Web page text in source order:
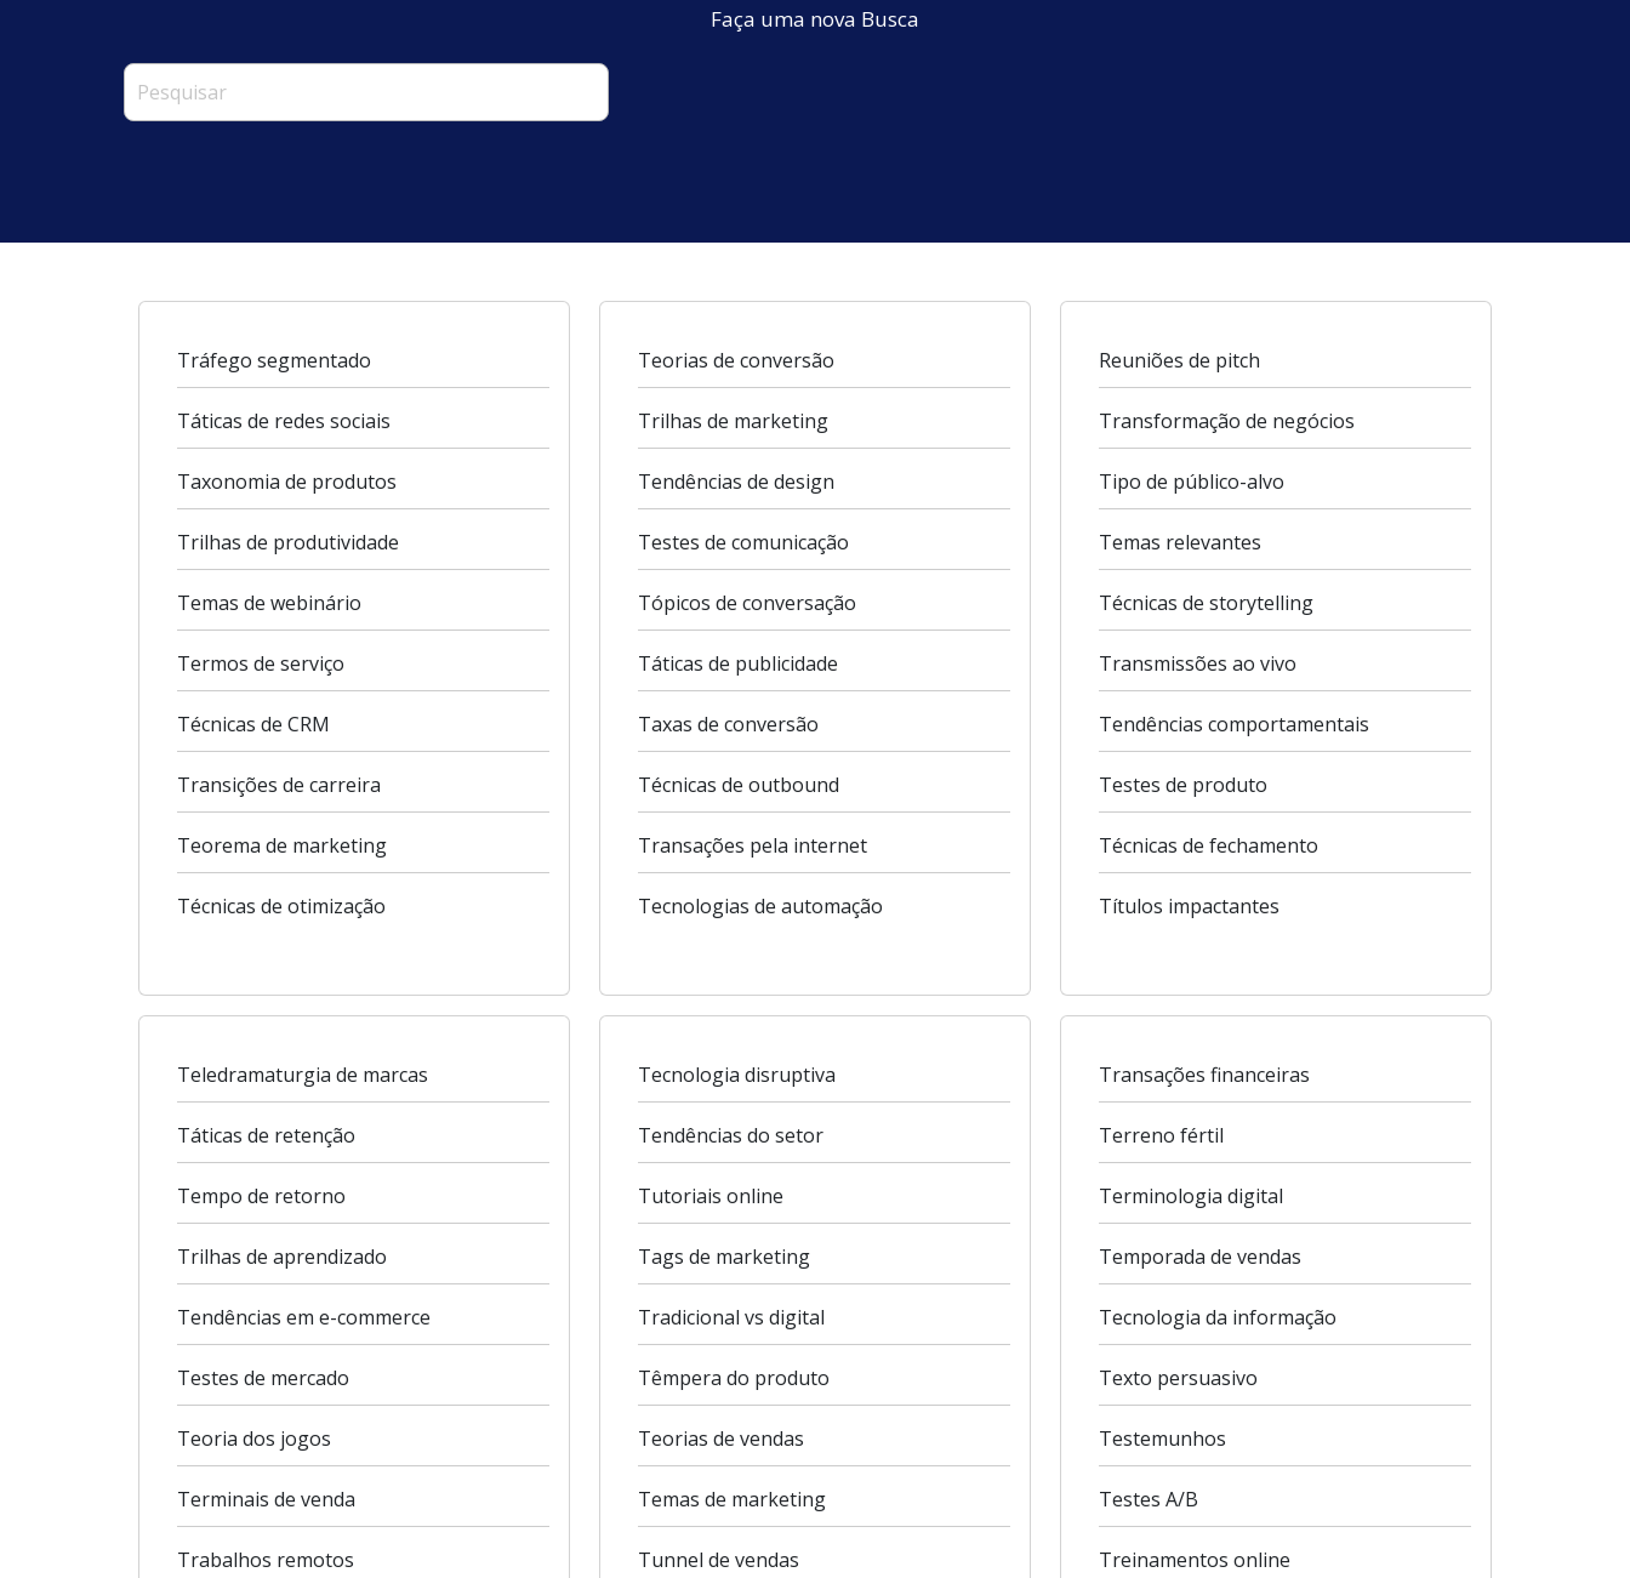
Faça uma nova Busca
Tráfego segmentado
Táticas de redes sociais
Taxonomia de produtos
Trilhas de produtividade
Temas de webinário
Termos de serviço
Técnicas de CRM
Transições de carreira
Teorema de marketing
Técnicas de otimização
Teorias de conversão
Trilhas de marketing
Tendências de design
Testes de comunicação
Tópicos de conversação
Táticas de publicidade
Taxas de conversão
Técnicas de outbound
Transações pela internet
Tecnologias de automação
Reuniões de pitch
Transformação de negócios
Tipo de público-alvo
Temas relevantes
Técnicas de storytelling
Transmissões ao vivo
Tendências comportamentais
Testes de produto
Técnicas de fechamento
Títulos impactantes
Teledramaturgia de marcas
Táticas de retenção
Tempo de retorno
Trilhas de aprendizado
Tendências em e-commerce
Testes de mercado
Teoria dos jogos
Terminais de venda
Trabalhos remotos
Tecnologia disruptiva
Tendências do setor
Tutoriais online
Tags de marketing
Tradicional vs digital
Têmpera do produto
Teorias de vendas
Temas de marketing
Tunnel de vendas
Transações financeiras
Terreno fértil
Terminologia digital
Temporada de vendas
Tecnologia da informação
Texto persuasivo
Testemunhos
Testes A/B
Treinamentos online